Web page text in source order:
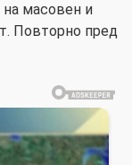
на масовен и
Повторно пред